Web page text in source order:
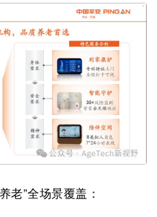
老”全场景覆盖：